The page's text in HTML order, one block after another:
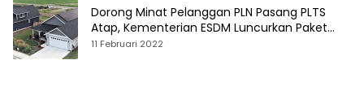
Dorong Minat Pelanggan PLN Pasang PLTS
Atap, Kementerian ESDM Luncurkan Paket
Hibah SEF
11 Februari 2022